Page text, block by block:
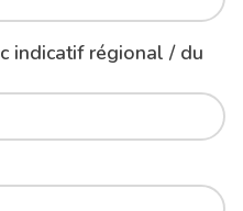
indicatif régional / du